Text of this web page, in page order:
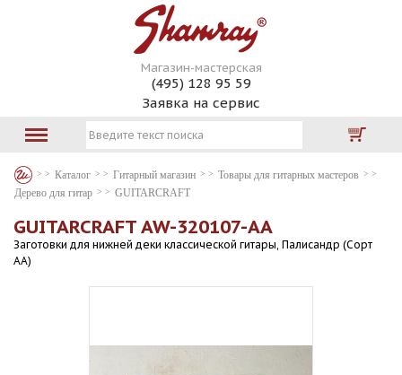
Магазин-мастерская
(495) 128 95 59
Заявка на сервис
Каталог Гитарный магазин
Товары для гитарных мастеров
Дерево для гитар
GUITARCRAFT
GUITARCRAFT AW-320107-АА
Заготовки для нижней деки классической гитары, Палисандр (Сорт
АА)